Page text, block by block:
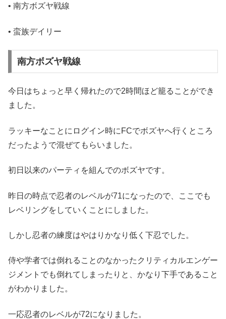
• 南方ボズヤ戦線
• 蛮族デイリー
南方ボズヤ戦線
今日はちょっと早く帰れたので2時間ほど籠ることができ
ました。
ラッキーなことにログイン時にFCでボズヤへ行くところ
だったようで混ぜてもらいました。
初日以来のパーティを組んでのボズヤです。
昨日の時点で忍者のレベルが71になったので、ここでも
レベリングをしていくことにしました。
しかし忍者の練度はやはりかなり低く下忍でした。
侍や学者では倒れることのなかったクリティカルエンゲー
ジメントでも倒れてしまったりと、かなり下手であること
がわかりました。
一応忍者のレベルが72になりました。